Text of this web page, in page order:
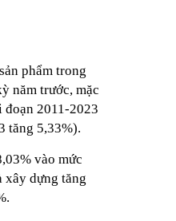
phẩm trong
năm trước, mặc
đoạn 2011-2023
tăng 5,33%).
vào mức
xây dựng tăng